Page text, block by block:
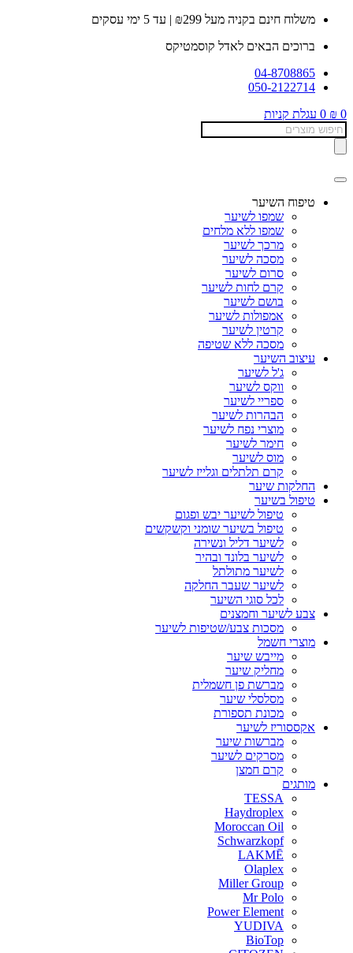
משלוח חינם בקניה מעל ₪299 | עד 5 ימי עסקים
ברוכים הבאים לאדל קוסמטיקס
04-8708865
050-2122714
₪ 0
0 עגלת קניות
Products
search
טיפוח השיער
שמפו לשיער
שמפו ללא מלחים
מרכך לשיער
מסכה לשיער
סרום לשיער
קרם לחות לשיער
בושם לשיער
אמפולות לשיער
קרטין לשיער
מסכה ללא שטיפה
עיצוב השיער
ג'ל לשיער
ווקס לשיער
ספריי לשיער
הבהרות לשיער
מוצרי נפח לשיער
חימר לשיער
מוס לשיער
קרם תלתלים וגלייז לשיער
החלקות שיער
טיפול בשיער
טיפול לשיער יבש ופגום
טיפול בשיער שומני וקשקשים
לשיער דליל ונשירה
לשיער בלונד ובהיר
לשיער מתולתל
לשיער שעבר החלקה
לכל סוגי השיער
צבע לשיער וחמצנים
מסכות צבע/שטיפות לשיער
מוצרי חשמל
מייבש שיער
מחליק שיער
מברשת פן חשמלית
מסלסלי שיער
מכונת תספורת
אקססוריז לשיער
מברשות שיער
מסרקים לשיער
קרם חמצן
מותגים
TESSA
Haydroplex
Moroccan Oil
Schwarzkopf
LAKMĒ
Olaplex
Miller Group
Mr Polo
Power Element
YUDIVA
BioTop